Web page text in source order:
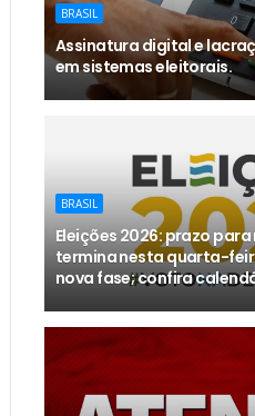
BRASIL
Assinatura digital e
em sistemas eleitorais.
BRASIL
Eleições 2026: prazo
termina nesta quarta-
nova fase; confira